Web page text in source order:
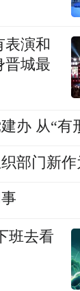
表演和
晋城最
办 从“有
部门新作
班去看